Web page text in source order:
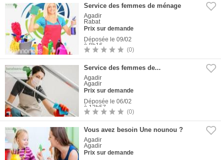
Service des femmes de ménage
Déposée le 09/02
à 8h16
Agadir
Rabat
Prix sur demande
(0)
Service des femmes de...
Déposée le 06/02
à 13h57
Agadir
Agadir
Prix sur demande
(0)
Vous avez besoin Une nounou ?
Agadir
Agadir
Prix sur demande